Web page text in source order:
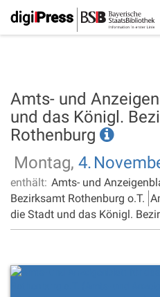
Amts- und
und das Königl.
Rothenburg
Montag, 4.
enthält: Amts- und
Bezirksamt Rothenburg o.T.
die Stadt und das Königl.